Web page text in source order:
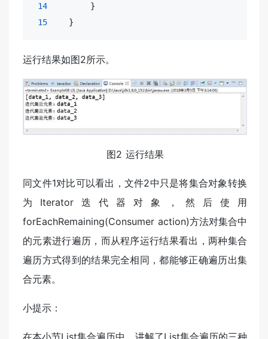
14
        }
15
    }
运行结果如图2所示。
图2 运行结果
同文件1对比可以看出，文件2中只是将集合对象转换
为Iterator迭代器对象，然后使用
forEachRemaining(Consumer action)方法对集合中
的元素进行遍历，而从程序运行结果看出，两种集合
遍历方式得到的结果完全相同，都能够正确遍历出集
合元素。
小提示：